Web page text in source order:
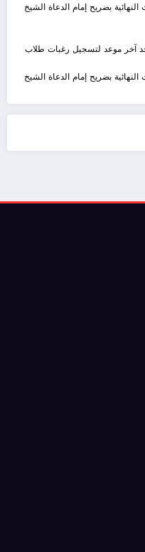
بضريح إمام الدعاة الشيخ
آخر موعد لتسجيل رغبات طلاب
بضريح إمام الدعاة الشيخ